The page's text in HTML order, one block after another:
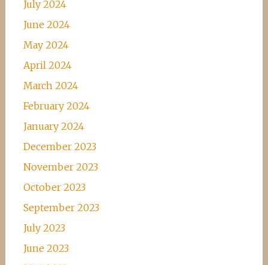
July 2024
June 2024
May 2024
April 2024
March 2024
February 2024
January 2024
December 2023
November 2023
October 2023
September 2023
July 2023
June 2023